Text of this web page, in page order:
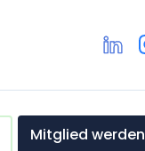
Mitglied werden